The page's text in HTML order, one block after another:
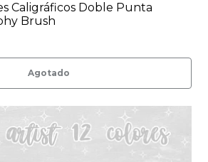
Caligráficos Doble Punta
Brush
Agotado